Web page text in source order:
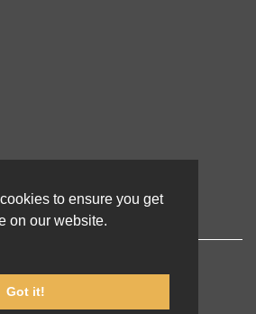
to ensure you get
on our website.
Got it!